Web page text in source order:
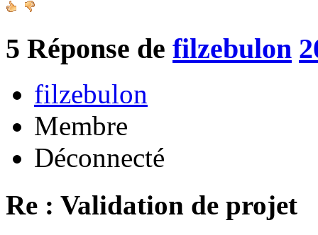
5 Réponse de filzebulon
filzebulon
Membre
Déconnecté
Re : Validation de projet